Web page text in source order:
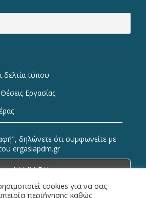
δελτία τύπου
Εργασίας
δηλώνετε ότι συμφωνείτε με
ergasiapdm.gr
cookies για να σας
περιήγησης καθώς